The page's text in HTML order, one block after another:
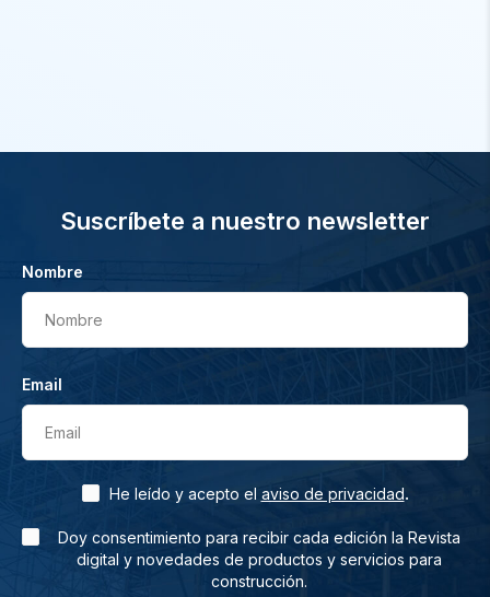
Suscríbete a nuestro newsletter
Nombre
Nombre
Email
Email
He leído y acepto el aviso de privacidad.
Doy consentimiento para recibir cada edición la Revista
digital y novedades de productos y servicios para
construcción.